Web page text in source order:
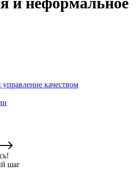
качеством
!
шаг